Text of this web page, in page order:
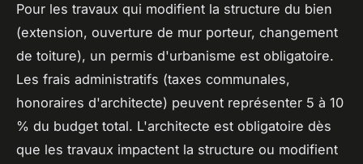
Pour les travaux qui modifient la structure du bien
(extension, ouverture de mur porteur, changement
de toiture), un permis d'urbanisme est obligatoire.
Les frais administratifs (taxes communales,
honoraires d'architecte) peuvent représenter 5 à 10
% du budget total. L'architecte est obligatoire dès
que les travaux impactent la structure ou modifient